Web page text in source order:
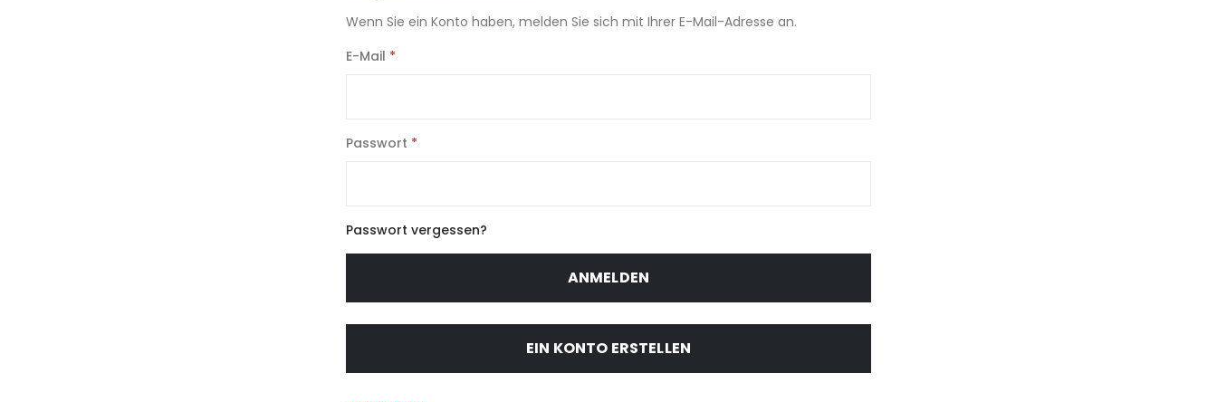
Wenn Sie ein Konto haben, melden Sie sich mit Ihrer E-Mail-Adresse an.
E-Mail
Passwort
Passwort vergessen?
ANMELDEN
EIN KONTO ERSTELLEN